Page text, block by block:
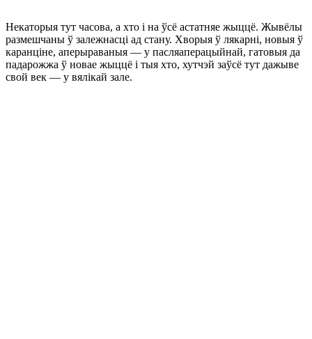
Некаторыя тут часова, а хто і на ўсё астатняе жыццё. Жывёлы
размешчаны ў залежнасці ад стану. Хворыя ў лякарні, новыя ў
каранціне, аперыраваныя — у пасляаперацыйнай, гатовыя да
падарожжа ў новае жыццё і тыя хто, хутчэй заўсё тут дажыве
свой век — у вялікай зале.